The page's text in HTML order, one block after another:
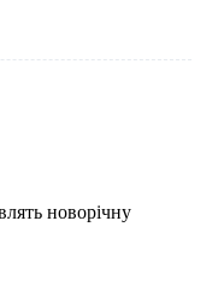
новорічну